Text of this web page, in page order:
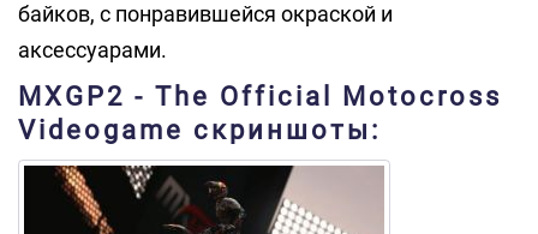
байков, с понравившейся окраской и
аксессуарами.
MXGP2 - The Official Motocross
Videogame скриншоты: